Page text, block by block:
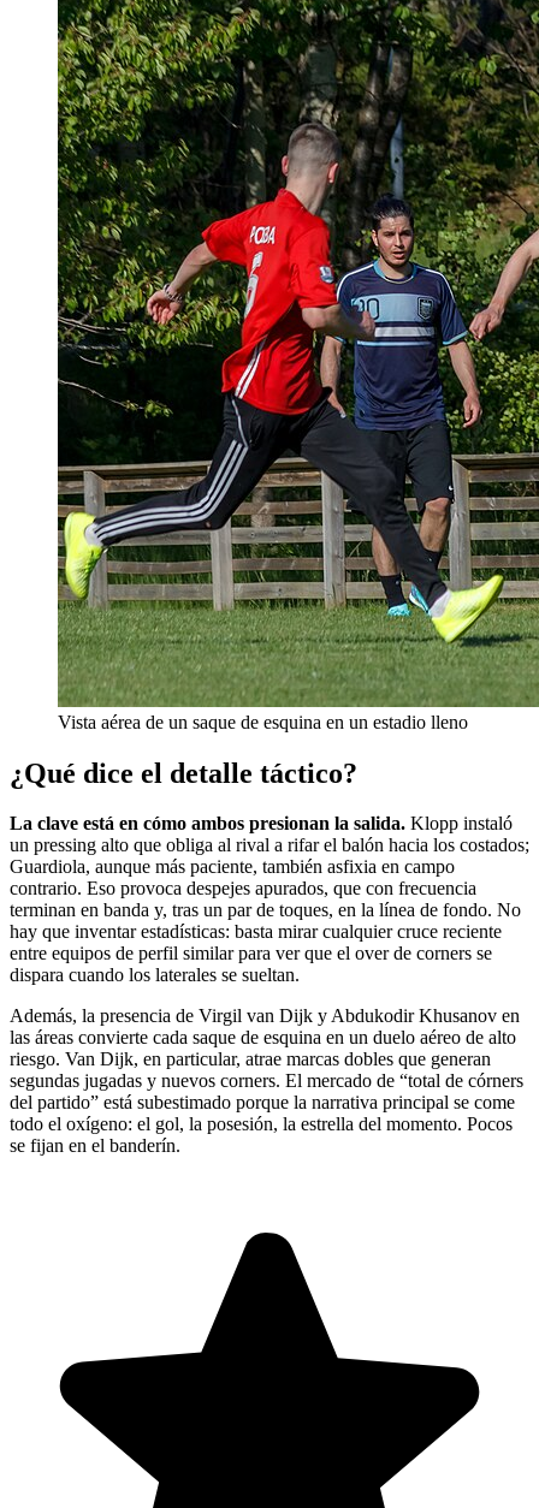
Vista aérea de un saque de esquina en un estadio lleno
¿Qué dice el detalle táctico?
La clave está en cómo ambos presionan la salida. Klopp instaló
un pressing alto que obliga al rival a rifar el balón hacia los costados;
Guardiola, aunque más paciente, también asfixia en campo
contrario. Eso provoca despejes apurados, que con frecuencia
terminan en banda y, tras un par de toques, en la línea de fondo. No
hay que inventar estadísticas: basta mirar cualquier cruce reciente
entre equipos de perfil similar para ver que el over de corners se
dispara cuando los laterales se sueltan.
Además, la presencia de Virgil van Dijk y Abdukodir Khusanov en
las áreas convierte cada saque de esquina en un duelo aéreo de alto
riesgo. Van Dijk, en particular, atrae marcas dobles que generan
segundas jugadas y nuevos corners. El mercado de “total de córners
del partido” está subestimado porque la narrativa principal se come
todo el oxígeno: el gol, la posesión, la estrella del momento. Pocos
se fijan en el banderín.